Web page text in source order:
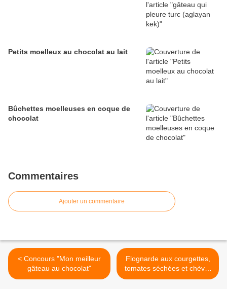
Petits moelleux au chocolat au lait
Bûchettes moelleuses en coque de
chocolat
Commentaires
Ajouter un commentaire
< Concours "Mon meilleur
gâteau au chocolat"
Flognarde aux courgettes,
tomates séchées et chèvre
>